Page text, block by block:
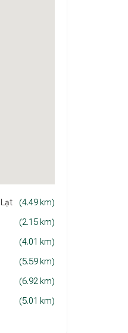
(4.49 km)
(2.15 km)
(4.01 km)
(5.59 km)
(6.92 km)
(5.01 km)